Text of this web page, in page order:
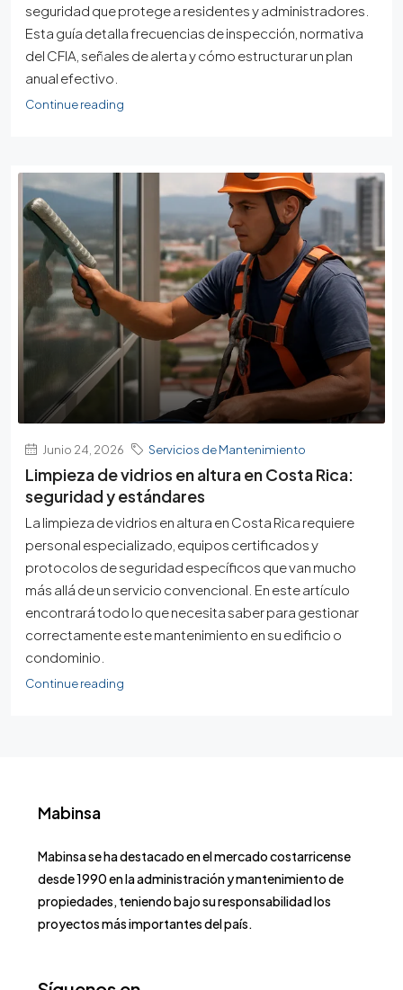
seguridad que protege a residentes y administradores.
Esta guía detalla frecuencias de inspección, normativa
del CFIA, señales de alerta y cómo estructurar un plan
anual efectivo.
Continue reading
Junio 24, 2026 Servicios de Mantenimiento
Limpieza de vidrios en altura en Costa Rica:
seguridad y estándares
La limpieza de vidrios en altura en Costa Rica requiere
personal especializado, equipos certificados y
protocolos de seguridad específicos que van mucho
más allá de un servicio convencional. En este artículo
encontrará todo lo que necesita saber para gestionar
correctamente este mantenimiento en su edificio o
condominio.
Continue reading
Mabinsa
Mabinsa se ha destacado en el mercado costarricense
desde 1990 en la administración y mantenimiento de
propiedades, teniendo bajo su responsabilidad los
proyectos más importantes del país.